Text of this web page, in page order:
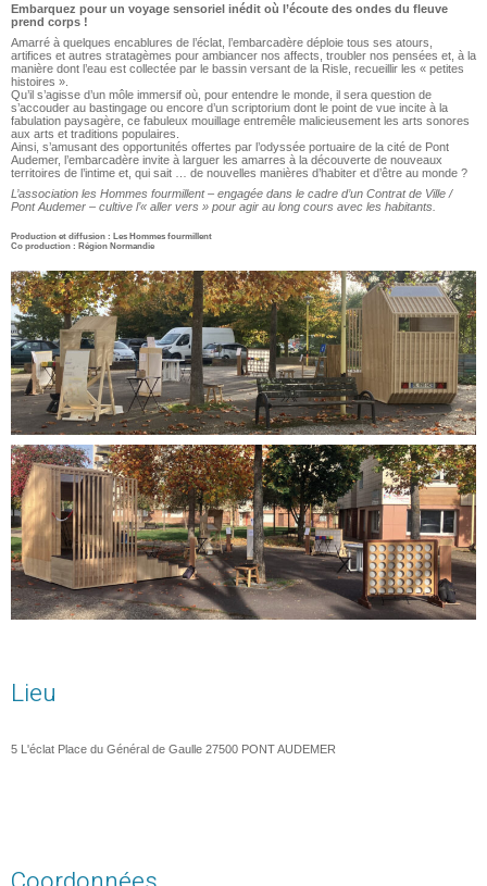
Embarquez pour un voyage sensoriel inédit où l’écoute des ondes du fleuve
prend corps !
Amarré à quelques encablures de l’éclat, l’embarcadère déploie tous ses atours,
artifices et autres stratagèmes pour ambiancer nos affects, troubler nos pensées et, à la
manière dont l’eau est collectée par le bassin versant de la Risle, recueillir les « petites
histoires ».
Qu’il s’agisse d’un môle immersif où, pour entendre le monde, il sera question de
s’accouder au bastingage ou encore d’un scriptorium dont le point de vue incite à la
fabulation paysagère, ce fabuleux mouillage entremêle malicieusement les arts sonores
aux arts et traditions populaires.
Ainsi, s’amusant des opportunités offertes par l’odyssée portuaire de la cité de Pont
Audemer, l’embarcadère invite à larguer les amarres à la découverte de nouveaux
territoires de l’intime et, qui sait … de nouvelles manières d’habiter et d’être au monde ?
L’association les Hommes fourmillent – engagée dans le cadre d’un Contrat de Ville /
Pont Audemer – cultive l’« aller vers » pour agir au long cours avec les habitants.
Production et diffusion : Les Hommes fourmillent
Co production : Région Normandie
Lieu
5 L'éclat Place du Général de Gaulle 27500 PONT AUDEMER